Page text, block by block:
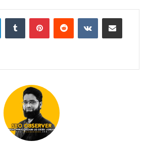
LinkedInTumblr PinterestReddit VKontakteShare via Email